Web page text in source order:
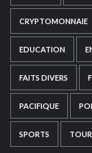
CRYPTOMONNAIE
EDUCATION
FAITS DIVERS
PACIFIQUE
SPORTS